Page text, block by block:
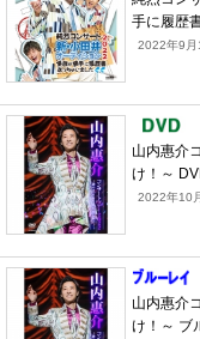
手に履歴
2022年9月
山内惠介
け！～
2022年10
山内惠介
け！～ ブ